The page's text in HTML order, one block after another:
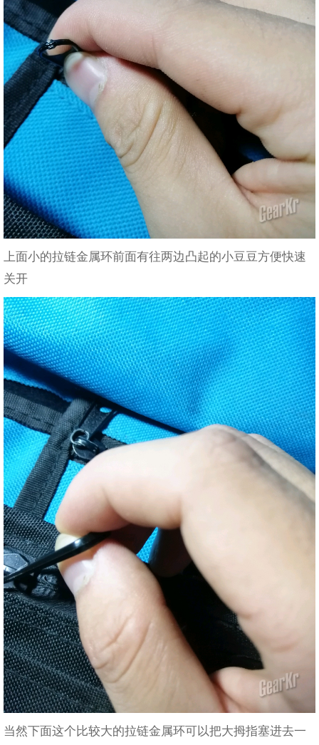
上面小的拉链金属环前面有往两边凸起的小豆豆方便快速
关开
当然下面这个比较大的拉链金属环可以把大拇指塞进去一